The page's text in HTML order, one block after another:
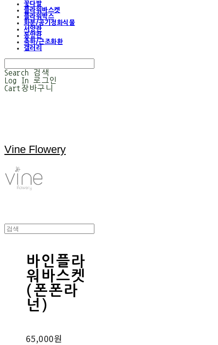
꽃다발
플라워바스켓
플라워박스
화분/공기정화식물
서양란
동양란
축하/근조화환
갤러리
Search
검색
Log In
로그인
Cart장바구니
Vine Flowery
바인플라
워바스켓
(폰폰라
넌)
65,000원